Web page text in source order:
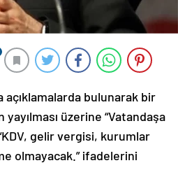
açıklamalarda bulunarak bir
üzerine “Vatandaşa
gelir vergisi, kurumlar
olmayacak.” ifadelerini